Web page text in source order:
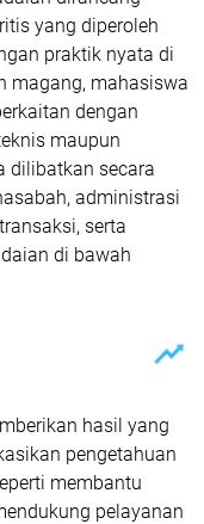
yang diperoleh
praktik nyata di
magang, mahasiswa
dengan
maupun
dilibatkan secara
administrasi
serta
di bawah
hasil yang
pengetahuan
membantu
pelayanan